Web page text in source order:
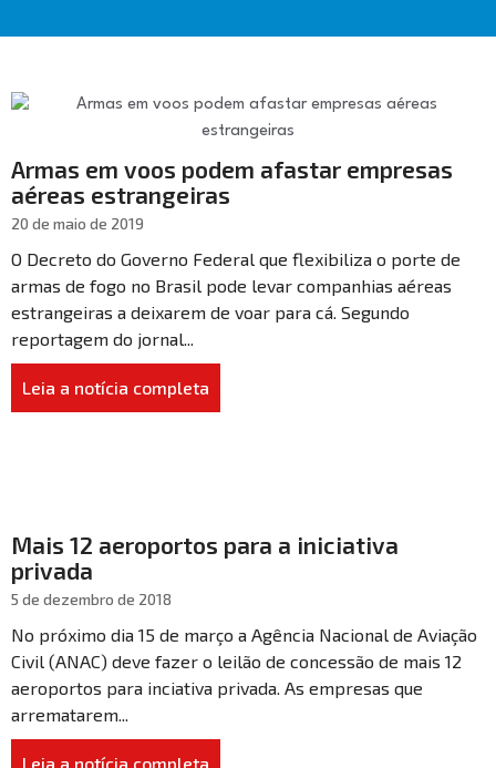
Armas em voos podem afastar empresas
aéreas estrangeiras
20 de maio de 2019
O Decreto do Governo Federal que flexibiliza o porte de
armas de fogo no Brasil pode levar companhias aéreas
estrangeiras a deixarem de voar para cá. Segundo
reportagem do jornal...
Leia a notícia completa
Mais 12 aeroportos para a iniciativa
privada
5 de dezembro de 2018
No próximo dia 15 de março a Agência Nacional de Aviação
Civil (ANAC) deve fazer o leilão de concessão de mais 12
aeroportos para inciativa privada. As empresas que
arrematarem...
Leia a notícia completa